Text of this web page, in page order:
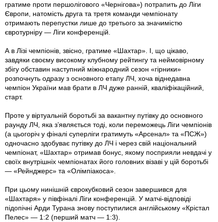
гратиме проти першолігового «Чернігова») потрапить до Ліги
Європи, натомість друга та третя команди чемпіонату
отримають перепустки лише до третього за значимістю
євротурніру — Ліги конференцій.
А в Лізі чемпіонів, звісно, гратиме «Шахтар». І, що цікаво,
завдяки своєму високому клубному рейтингу та неймовірному
збігу обставин наступний міжнародний сезон «гірники»
розпочнуть одразу з основного етапу ЛЧ, хоча віднедавна
чемпіон України мав брати в ЛЧ дуже ранній, кваліфікаційний,
старт.
Проте у віртуальній боротьбі за вакантну путівку до основного
раунду ЛЧ, яка з’являється тоді, коли переможець Ліги чемпіонів
(а цьогоріч у фіналі суперліги гратимуть «Арсенал» та «ПСЖ»)
одночасно здобуває путівку до ЛЧ і через свій національний
чемпіонат, «Шахтар» отримав бонус, якому посприяли невдачі у
своїх внутрішніх чемпіонатах його головних візаві у цій боротьбі
— «Рейнджерс» та «Олімпіакоса».
При цьому нинішній єврокубковий сезон завершився для
«Шахтаря» у півфіналі Ліги конференцій. У матчі-відповіді
підопічні Арди Турана знову поступилися англійському «Крістал
Пелес» — 1:2 (перший матч — 1:3).